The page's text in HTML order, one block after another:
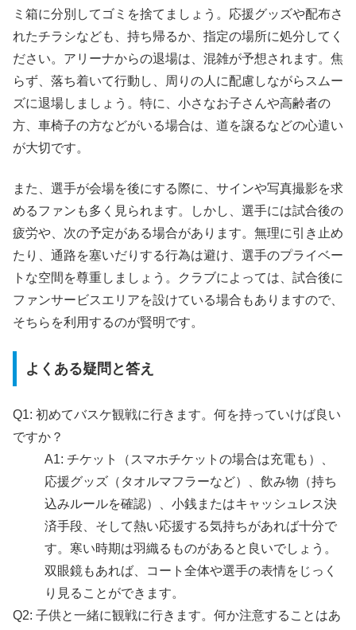
ミ箱に分別してゴミを捨てましょう。応援グッズや配布さ
れたチラシなども、持ち帰るか、指定の場所に処分してく
ださい。アリーナからの退場は、混雑が予想されます。焦
らず、落ち着いて行動し、周りの人に配慮しながらスムー
ズに退場しましょう。特に、小さなお子さんや高齢者の
方、車椅子の方などがいる場合は、道を譲るなどの心遣い
が大切です。
また、選手が会場を後にする際に、サインや写真撮影を求
めるファンも多く見られます。しかし、選手には試合後の
疲労や、次の予定がある場合があります。無理に引き止め
たり、通路を塞いだりする行為は避け、選手のプライベー
トな空間を尊重しましょう。クラブによっては、試合後に
ファンサービスエリアを設けている場合もありますので、
そちらを利用するのが賢明です。
よくある疑問と答え
Q1: 初めてバスケ観戦に行きます。何を持っていけば良い
ですか？
A1: チケット（スマホチケットの場合は充電も）、
応援グッズ（タオルマフラーなど）、飲み物（持ち
込みルールを確認）、小銭またはキャッシュレス決
済手段、そして熱い応援する気持ちがあれば十分で
す。寒い時期は羽織るものがあると良いでしょう。
双眼鏡もあれば、コート全体や選手の表情をじっく
り見ることができます。
Q2: 子供と一緒に観戦に行きます。何か注意することはあ